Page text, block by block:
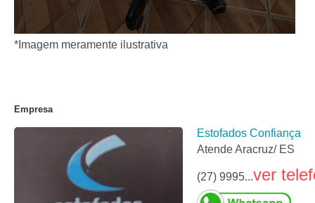
*Imagem meramente ilustrativa
Empresa
Estofados Confiança
Atende Aracruz/ ES
(27) 9995...ver